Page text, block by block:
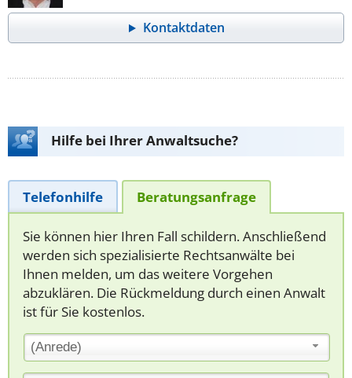
Kontaktdaten
Hilfe bei Ihrer Anwaltsuche?
Telefonhilfe Beratungsanfrage
Sie können hier Ihren Fall schildern. Anschließend
werden sich spezialisierte Rechtsanwälte bei
Ihnen melden, um das weitere Vorgehen
abzuklären. Die Rückmeldung durch einen Anwalt
ist für Sie kostenlos.
(Anrede)